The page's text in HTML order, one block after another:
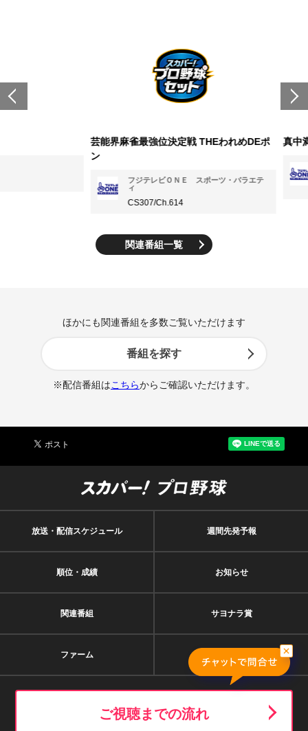
芸能界麻雀最強位決定戦 THEわれめDEポ
フジテレビＯＮＥ スポーツ・バラエテ
ィ
CS307/Ch.614
真中満の
ィ
関連番組一覧
ほかにも関連番組を多数ご覧いただけます
番組を探す
※配信番組はこちらからご確認いただけます。
放送・配信スケジュール 週間先発予報
順位・成績 お知らせ
関連番組 サヨナラ賞
ファーム
ご視聴までの流れ